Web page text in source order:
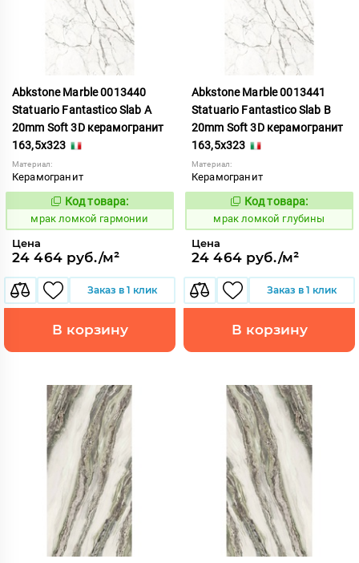
Abkstone Marble 0013440
Statuario Fantastico Slab A
20mm Soft 3D керамогранит
163,5x323
Материал:
Керамогранит
1052891
Код товара:
мрак ломкой гармонии
Цена
24 464 руб./м²
Заказ в 1 клик
В корзину
Abkstone Marble 0013441
Statuario Fantastico Slab B
20mm Soft 3D керамогранит
163,5x323
Материал:
Керамогранит
1052892
Код товара:
мрак ломкой глубины
Цена
24 464 руб./м²
Заказ в 1 клик
В корзину